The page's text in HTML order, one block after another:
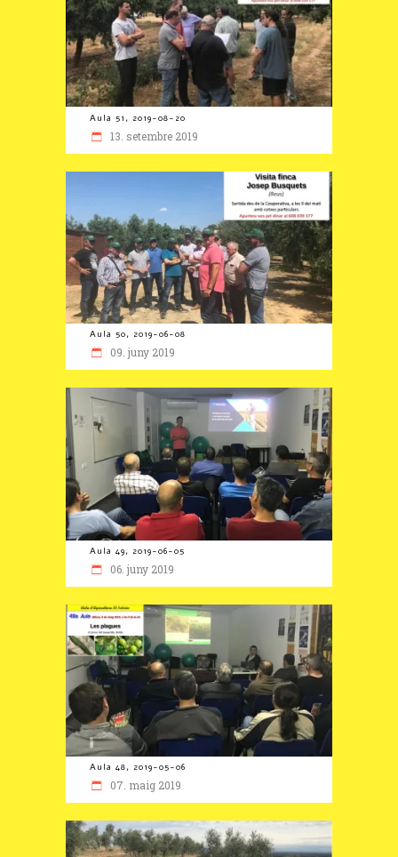
Aula 51, 2019-08-20
13. setembre 2019
Aula 50, 2019-06-08
09. juny 2019
Aula 49, 2019-06-05
06. juny 2019
Aula 48, 2019-05-06
07. maig 2019